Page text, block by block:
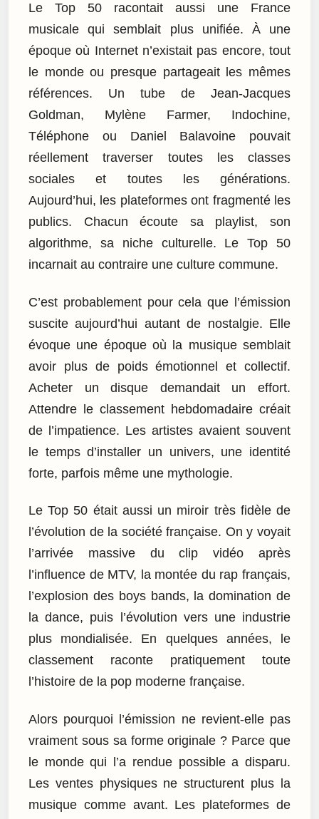
Le Top 50 racontait aussi une France
musicale qui semblait plus unifiée. À une
époque où Internet n’existait pas encore, tout
le monde ou presque partageait les mêmes
références. Un tube de Jean-Jacques
Goldman, Mylène Farmer, Indochine,
Téléphone ou Daniel Balavoine pouvait
réellement traverser toutes les classes
sociales et toutes les générations.
Aujourd’hui, les plateformes ont fragmenté les
publics. Chacun écoute sa playlist, son
algorithme, sa niche culturelle. Le Top 50
incarnait au contraire une culture commune.
C’est probablement pour cela que l’émission
suscite aujourd’hui autant de nostalgie. Elle
évoque une époque où la musique semblait
avoir plus de poids émotionnel et collectif.
Acheter un disque demandait un effort.
Attendre le classement hebdomadaire créait
de l’impatience. Les artistes avaient souvent
le temps d’installer un univers, une identité
forte, parfois même une mythologie.
Le Top 50 était aussi un miroir très fidèle de
l’évolution de la société française. On y voyait
l’arrivée massive du clip vidéo après
l’influence de MTV, la montée du rap français,
l’explosion des boys bands, la domination de
la dance, puis l’évolution vers une industrie
plus mondialisée. En quelques années, le
classement raconte pratiquement toute
l’histoire de la pop moderne française.
Alors pourquoi l’émission ne revient-elle pas
vraiment sous sa forme originale ? Parce que
le monde qui l’a rendue possible a disparu.
Les ventes physiques ne structurent plus la
musique comme avant. Les plateformes de